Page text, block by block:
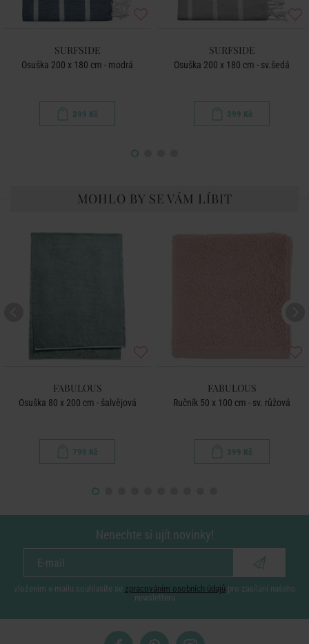
SURFSIDE
Osuška 200 x 180 cm - modrá
399 Kč
SURFSIDE
Osuška 200 x 180 cm - sv.šedá
399 Kč
MOHLO BY SE VÁM LÍBIT
FABULOUS
Osuška 80 x 200 cm - šalvějová
799 Kč
FABULOUS
Ručník 50 x 100 cm - sv. růžová
399 Kč
Nenechte si ujít novinky!
vložením e-mailu souhlasíte se zpracováním osobních údajů pro zasílání našeho
newsletteru